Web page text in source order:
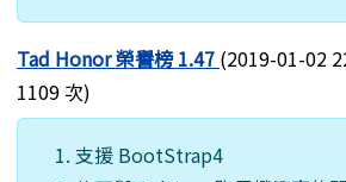
Tad Honor 榮譽榜 1.47 (2019-01-02
1109 次)
支援 BootStrap4